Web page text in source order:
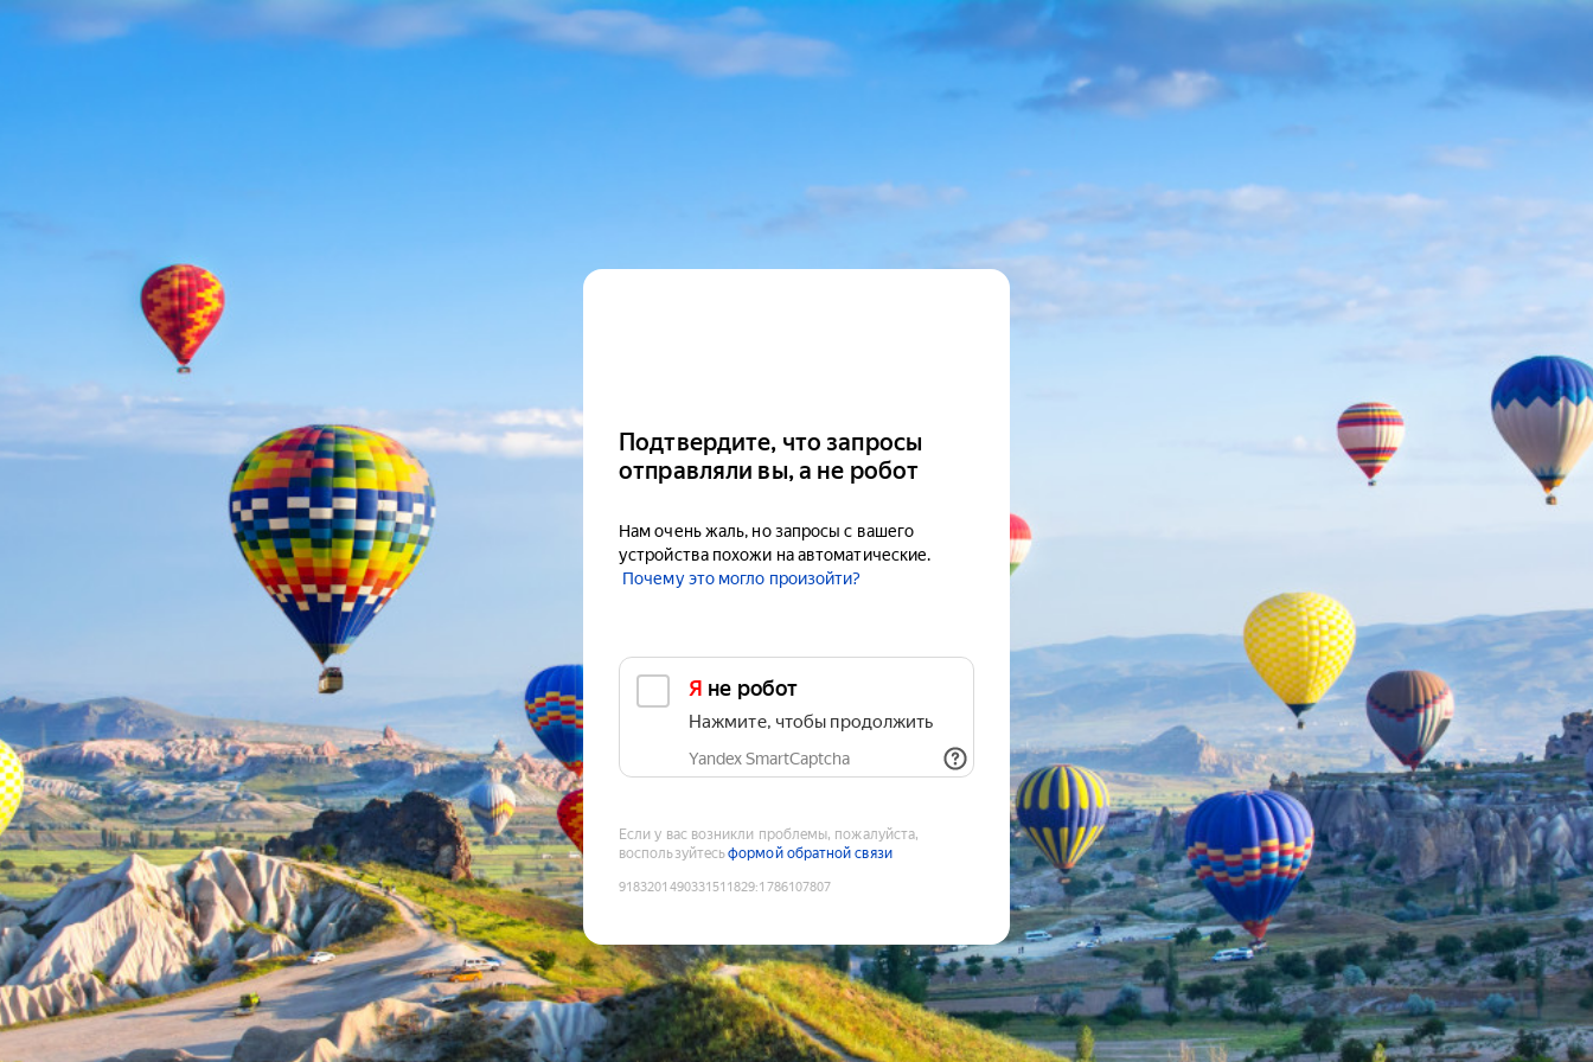
Подтвердите, что запросы
отправляли вы, а не робот
Нам очень жаль, но запросы с вашего
устройства похожи на автоматические.
Почему это могло произойти?
Я не робот
Нажмите, чтобы продолжить
Yandex SmartCaptcha
Если у вас возникли проблемы, пожалуйста,
воспользуйтесьформой обратной связи
9183201490331511829:1786107807